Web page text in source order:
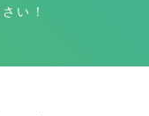
い！